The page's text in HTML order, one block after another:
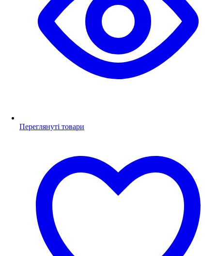
Переглянуті товари